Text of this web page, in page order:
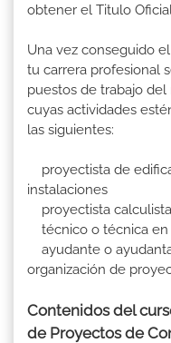
obtener el Titulo
Una vez conseguido
tu carrera profesional
puestos de trabajo
cuyas actividades
las siguientes:
proyectista de
instalaciones
proyectista calculista
técnico o técnica en
ayudante o
organización de
Contenidos del
de Proyectos de